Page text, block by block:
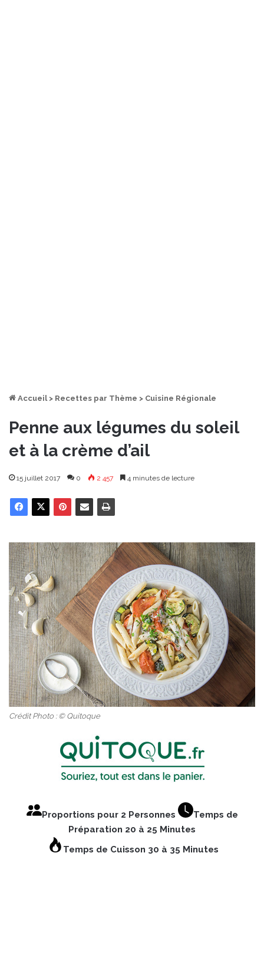
Accueil > Recettes par Thème > Cuisine Régionale
Penne aux légumes du soleil
et à la crème d’ail
15 juillet 2017 0 2 457 4 minutes de lecture
Crédit Photo : © Quitoque
Proportions pour 2 Personnes
Temps de
Préparation 20 à 25 Minutes
Temps de Cuisson 30 à 35 Minutes